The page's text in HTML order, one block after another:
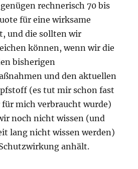
rechnerisch 70 bis
für eine wirksame
und die sollten wir
können, wenn wir die
bisherigen
und den aktuellen
(es tut mir schon fast
für mich verbraucht wurde)
noch nicht wissen (und
lang nicht wissen werden)
anhält.